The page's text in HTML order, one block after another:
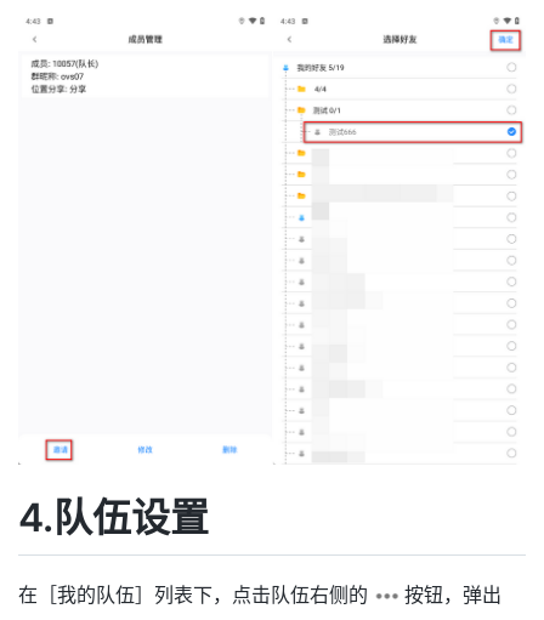
4.队伍设置
在［我的队伍］列表下，点击队伍右侧的
按钮，弹出